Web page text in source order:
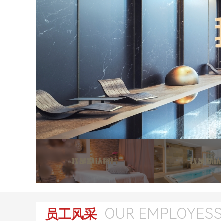
员工风采 OUR